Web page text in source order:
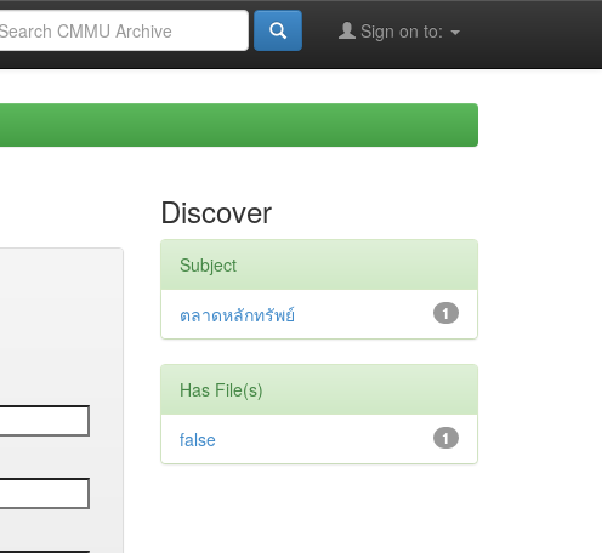
Sign on to:
Discover
Subject
1
ตลาดหลักทรัพย์
Has File(s)
1
false